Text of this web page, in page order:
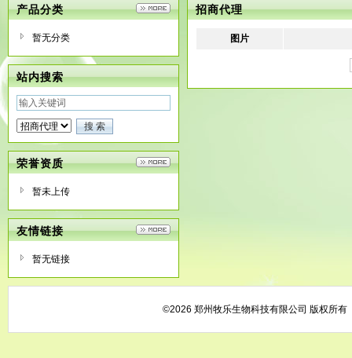
产品分类
暂无分类
站内搜索
荣誉资质
暂未上传
友情链接
暂无链接
招商代理
图片
©2026 郑州牧乐生物科技有限公司 版权所